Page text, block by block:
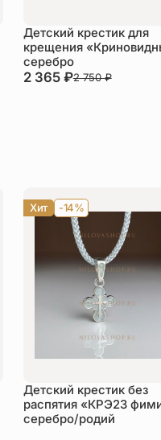
Детский крестик для
крещения
серебро
2 365 ₽2 750₽
Хит -14%
Детский крестик без
распятия «КРЭ23
серебро/родий